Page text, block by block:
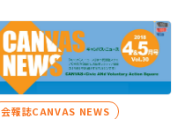
会報誌CANVAS NEWS